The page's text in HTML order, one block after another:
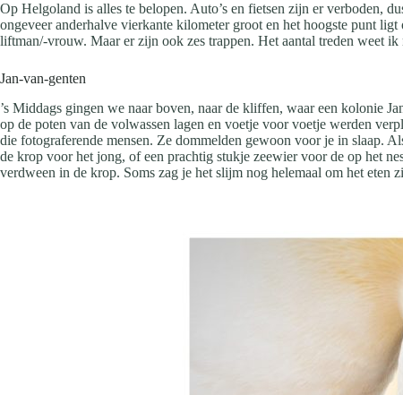
Op Helgoland is alles te belopen. Auto’s en fietsen zijn er verboden,
ongeveer anderhalve vierkante kilometer groot en het hoogste punt
liftman/-vrouw. Maar er zijn ook zes trappen. Het aantal treden weet
Jan-van-genten
’s Middags gingen we naar boven, naar de kliffen, waar een kolonie
op de poten van de volwassen lagen en voetje voor voetje werden
die fotograferende mensen. Ze dommelden gewoon voor je in slaap.
de krop voor het jong, of een prachtig stukje zeewier voor de op het
verdween in de krop. Soms zag je het slijm nog helemaal om het eten